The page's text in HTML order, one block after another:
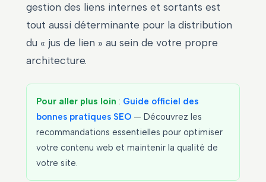
gestion des liens internes et sortants est
tout aussi déterminante pour la distribution
du « jus de lien » au sein de votre propre
architecture.
Pour aller plus loin : Guide officiel des
bonnes pratiques SEO — Découvrez les
recommandations essentielles pour optimiser
votre contenu web et maintenir la qualité de
votre site.